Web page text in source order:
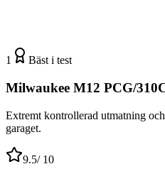
1 Bäst i test
Milwaukee M12 PCG/
Extremt kontrollerad utmatning
garaget.
9.5/ 10